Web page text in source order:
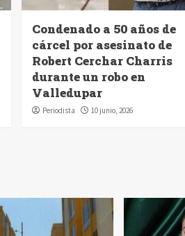
Condenado a 50 años de
cárcel por asesinato de
Robert Cerchar Charris
durante un robo en
Valledupar
Periodista 10 junio, 2026